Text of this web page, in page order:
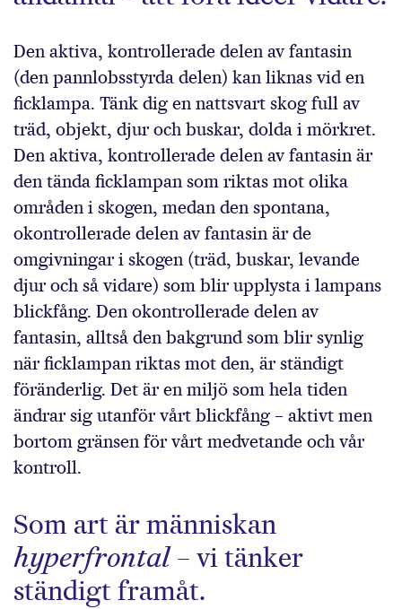
Den aktiva, kontrollerade delen av fantasin
(den pannlobsstyrda delen) kan liknas vid en
ficklampa. Tänk dig en nattsvart skog full av
träd, objekt, djur och buskar, dolda i mörkret.
Den aktiva, kontrollerade delen av fantasin är
den tända ficklampan som riktas mot olika
områden i skogen, medan den spontana,
okontrollerade delen av fantasin är de
omgivningar i skogen (träd, buskar, levande
djur och så vidare) som blir upplysta i lampans
blickfång. Den okontrollerade delen av
fantasin, alltså den bakgrund som blir synlig
när ficklampan riktas mot den, är ständigt
föränderlig. Det är en miljö som hela tiden
ändrar sig utanför vårt blickfång – aktivt men
bortom gränsen för vårt medvetande och vår
kontroll.
Som art är människan
hyperfrontal– vi tänker
ständigt framåt.